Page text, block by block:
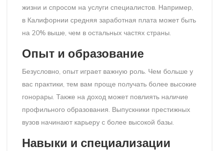
жизни и спросом на услуги специалистов. Например,
в Калифорнии средняя заработная плата может быть
на 20% выше, чем в остальных частях страны.
Опыт и образование
Безусловно, опыт играет важную роль. Чем больше у
вас практики, тем вам проще получать более высокие
гонорары. Также на доход может повлиять наличие
профильного образования. Выпускники престижных
вузов начинают карьеру с более высокой базы.
Навыки и специализации